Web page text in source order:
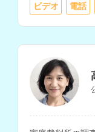
ビデオ 電話